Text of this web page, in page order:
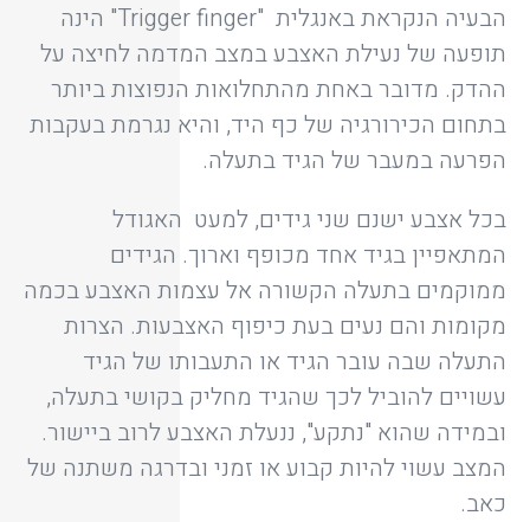
הבעיה הנקראת באנגלית "Trigger finger" הינה
תופעה של נעילת האצבע במצב המדמה לחיצה על
ההדק. מדובר באחת מהתחלואות הנפוצות ביותר
בתחום הכירורגיה של כף היד, והיא נגרמת בעקבות
הפרעה במעבר של הגיד בתעלה.
בכל אצבע ישנם שני גידים, למעט האגודל
המתאפיין בגיד אחד מכופף וארוך. הגידים
ממוקמים בתעלה הקשורה אל עצמות האצבע בכמה
מקומות והם נעים בעת כיפוף האצבעות. הצרות
התעלה שבה עובר הגיד או התעבותו של הגיד
עשויים להוביל לכך שהגיד מחליק בקושי בתעלה,
ובמידה שהוא "נתקע", ננעלת האצבע לרוב ביישור.
המצב עשוי להיות קבוע או זמני ובדרגה משתנה של
כאב.